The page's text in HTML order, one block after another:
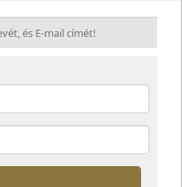
és E-mail címét!